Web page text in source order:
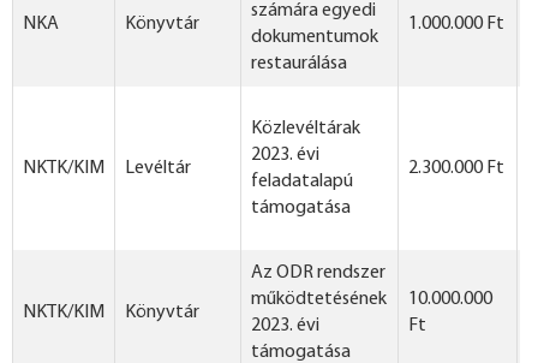
NKA Könyvtár
számára egyedi
dokumentumok
restaurálása
1.000.000 Ft
NKTK/KIM Levéltár
Közlevéltárak
2023. évi
feladatalapú
támogatása
2.300.000 Ft
NKTK/KIM Könyvtár
Az ODR rendszer
működtetésének
2023. évi
támogatása
10.000.000
Ft